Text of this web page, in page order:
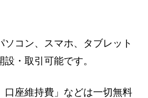
ソコン、スマホ、タブレット
・取引可能です。
口座維持費」などは一切無料